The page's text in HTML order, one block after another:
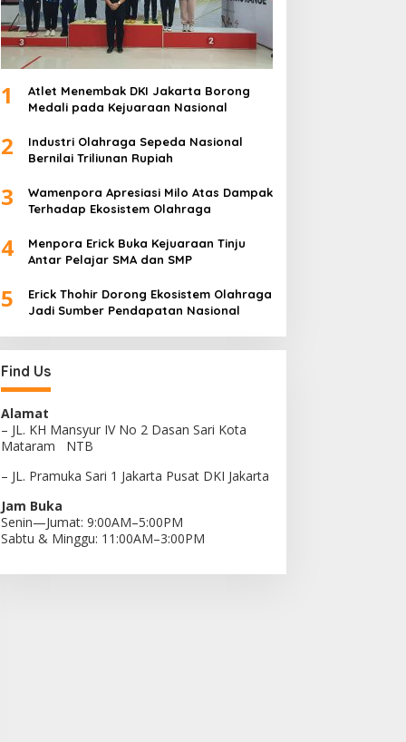
1
Atlet Menembak DKI Jakarta Borong
Medali pada Kejuaraan Nasional
2
Industri Olahraga Sepeda Nasional
Bernilai Triliunan Rupiah
3
Wamenpora Apresiasi Milo Atas Dampak
Terhadap Ekosistem Olahraga
4
Menpora Erick Buka Kejuaraan Tinju
Antar Pelajar SMA dan SMP
5
Erick Thohir Dorong Ekosistem Olahraga
Jadi Sumber Pendapatan Nasional
Find Us
Alamat
– JL. KH Mansyur IV No 2 Dasan Sari Kota
Mataram NTB
– JL. Pramuka Sari 1 Jakarta Pusat DKI Jakarta
Jam Buka
Senin—Jumat: 9:00AM–5:00PM
Sabtu & Minggu: 11:00AM–3:00PM